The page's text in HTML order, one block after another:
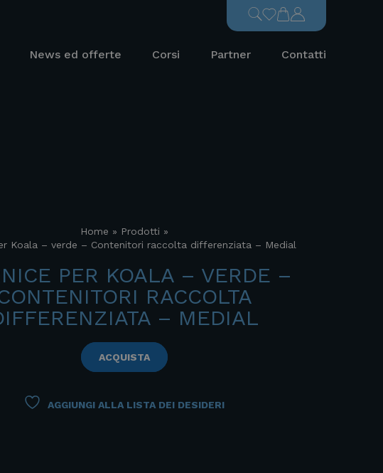
News ed offerte Corsi Partner Contatti
Home » Prodotti »
Koala – verde – Contenitori raccolta differenziata – Medial
PER KOALA – VERDE –
RACCOLTA
– MEDIAL
ACQUISTA
AGGIUNGI ALLA LISTA DEI DESIDERI